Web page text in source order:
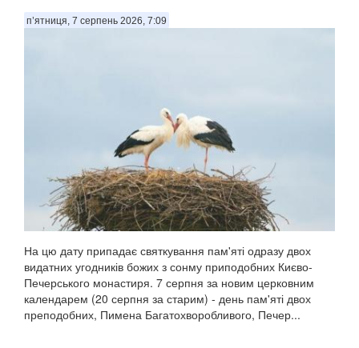
п’ятниця, 7 серпень 2026, 7:09
На цю дату припадає святкування пам'яті одразу двох
видатних угодників божих з сонму приподобних Києво-
Печерського монастиря. 7 серпня за новим церковним
календарем (20 серпня за старим) - день пам'яті двох
преподобних, Пимена Багатохворобливого, Печер...